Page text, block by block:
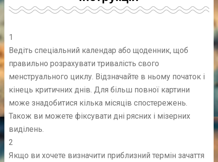
1
Ведіть спеціальний календар або щоденник, щоб
правильно розрахувати тривалість свого
менструального циклу. Відзначайте в ньому початок і
кінець критичних днів. Для більш повної картини
може знадобитися кілька місяців спостережень.
Також ви можете фіксувати дні рясних і мізерних
виділень.
2
Якщо ви хочете визначити приблизний термін зачаття